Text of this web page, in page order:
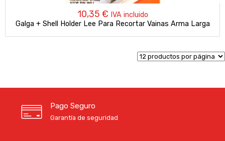
10,35 € IVA incluido
Galga + Shell Holder Lee Para Recortar Vainas Arma Larga
Pago Seguro
Garantía de seguridad